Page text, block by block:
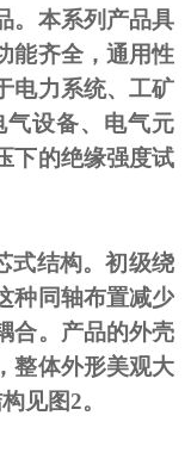
。本系列产品具
能齐全，通用性
电力系统、工矿
设备、电气元
下的绝缘强度试
式结构。初级绕
种同轴布置减少
合。产品的外壳
整体外形美观大
见图2。